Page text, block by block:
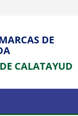
DE
CALATAYUD